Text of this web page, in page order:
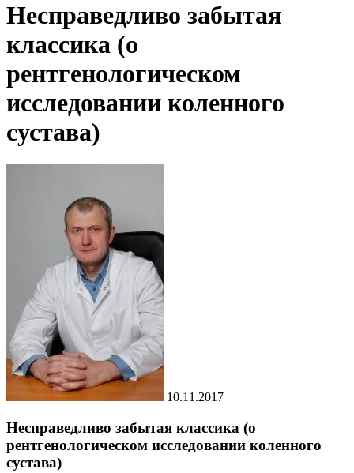
Несправедливо забытая
классика (о
рентгенологическом
исследовании коленного
сустава)
10.11.2017
Несправедливо забытая классика (о
рентгенологическом исследовании коленного
сустава)